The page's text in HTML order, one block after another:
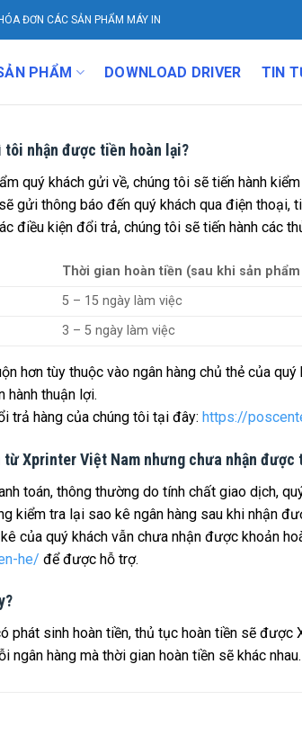
ĐƠN CÁC SẢN PHẨM MÁY IN
PHẨM DOWNLOAD DRIVER TIN
nhận được tiền hoàn lại?
quý khách gửi về, chúng tôi sẽ tiến hành
gửi thông báo đến quý khách qua điện thoại,
điều kiện đổi trả, chúng tôi sẽ tiến hành các
Thời gian hoàn tiền (sau khi sản
5 – 15 ngày làm việc
3 – 5 ngày làm việc
hơn tùy thuộc vào ngân hàng chủ thẻ của
hành thuận lợi.
trả hàng của chúng tôi tại đây: https://
Xprinter Việt Nam nhưng chưa nhận được
toán, thông thường do tính chất giao dịch,
kiểm tra lại sao kê ngân hàng sau khi nhận
của quý khách vẫn chưa nhận được khoản
he/ để được hỗ trợ.
phát sinh hoàn tiền, thủ tục hoàn tiền sẽ được
ngân hàng mà thời gian hoàn tiền sẽ khác